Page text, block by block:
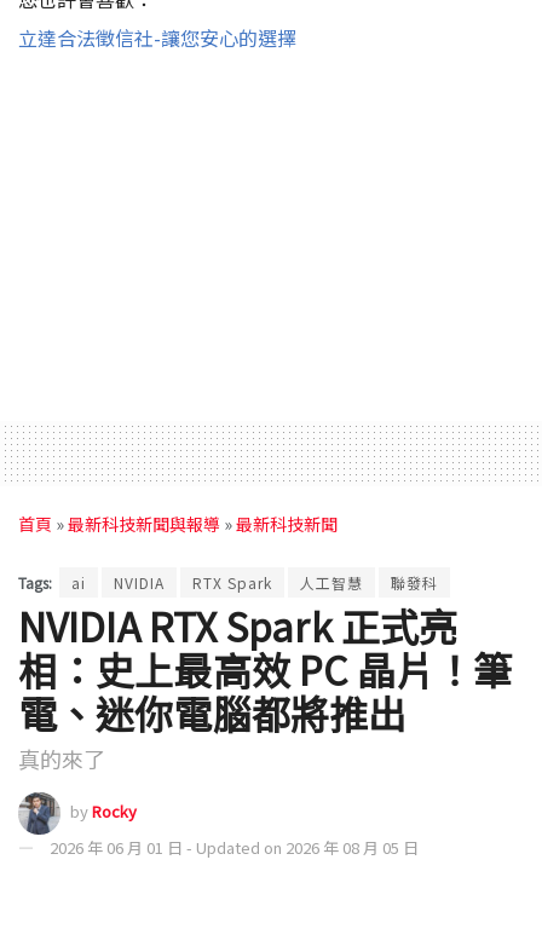
立達合法徵信社-讓您安心的選擇
首頁 »最新科技新聞與報導 »最新科技新聞
Tags: ai NVIDIA RTX Spark 人工智慧 聯發科
NVIDIA RTX Spark 正式亮
相：史上最高效 PC 晶片！筆
電、迷你電腦都將推出
真的來了
byRocky
2026 年 06 月 01 日 - Updated on 2026 年 08 月 05 日